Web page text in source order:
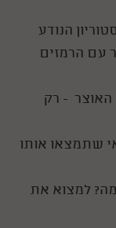
הנודע
עם הרמזים
- רק
שתמצאו אותו
למצוא את